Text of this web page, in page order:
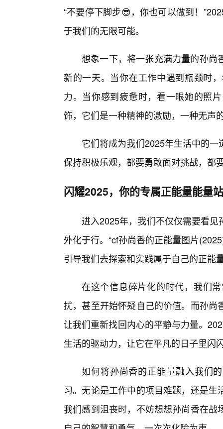
“不要停下脚步😎，你也可以做到！
于我们的无限可能。
想象一下，将一张充满力量的孙尚
新的一天。当你在工作中遇到瓶颈时
力。当你感到疲惫时，看一眼她的照
饰，它们是一种精神的激励，一种无声
它们将成为我们2025年生活中的
保持积极乐观，都要勇敢面对挑战，都
闪耀2025，你的专属正能量能量站
进入2025年，我们不仅仅需要看
外化于行。“cf孙尚香的正能量图片
引导我们去探索和实践属于自己的正能
在这个信息碎片化的时代，我们
扰，甚至开始怀疑自己的价值。而孙
让我们重新找回内心的平静与力量。
生活的驱动力，让它在平凡的日子里闪
如何将孙尚香的正能量融入我们
习。无论是工作中的项目难题，还是
我们感到沮丧时，不妨想想孙尚香在